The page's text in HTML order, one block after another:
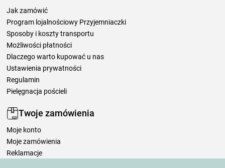
Jak zamówić
Program lojalnościowy Przyjemniaczki
Sposoby i koszty transportu
Możliwości płatności
Dlaczego warto kupować u nas
Ustawienia prywatności
Regulamin
Pielęgnacja pościeli
Twoje zamówienia
Moje konto
Moje zamówienia
Reklamacje